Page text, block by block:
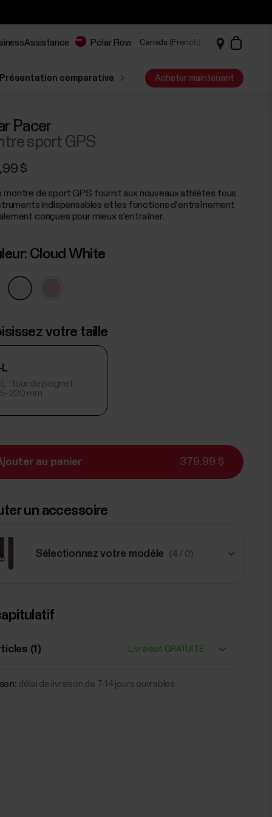
Assistance Polar Flow
Présentation comparative Acheter maintenant
Pacer
sport GPS
$
de sport GPS fournit aux nouveaux athlètes tous
indispensables et les fonctions d'entraînement
conçues pour mieux s'entraîner.
Cloud White
votre taille
L
: tour de poignet
220 mm
au panier 379,99 $
un accessoire
Sélectionnez votre modèle (4 / 0)
Bleu (1 ) Livraison GRATUITE
délai de livraison de 7-14 jours ouvrables